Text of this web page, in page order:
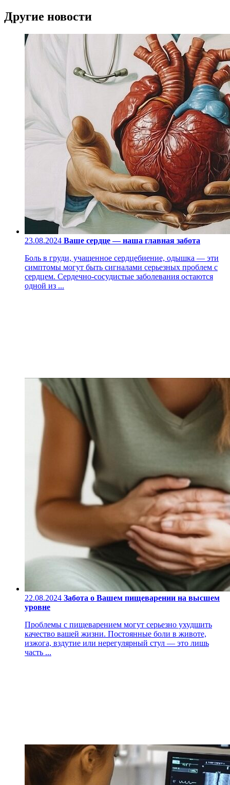
Другие новости
23.08.2024 Ваше сердце — наша главная забота
Боль в груди, учащенное сердцебиение, одышка — эти
симптомы могут быть сигналами серьезных проблем с
сердцем. Сердечно-сосудистые заболевания остаются
одной из ...
22.08.2024 Забота о Вашем пищеварении на высшем
уровне
Проблемы с пищеварением могут серьезно ухудшить
качество вашей жизни. Постоянные боли в животе,
изжога, вздутие или нерегулярный стул — это лишь
часть ...